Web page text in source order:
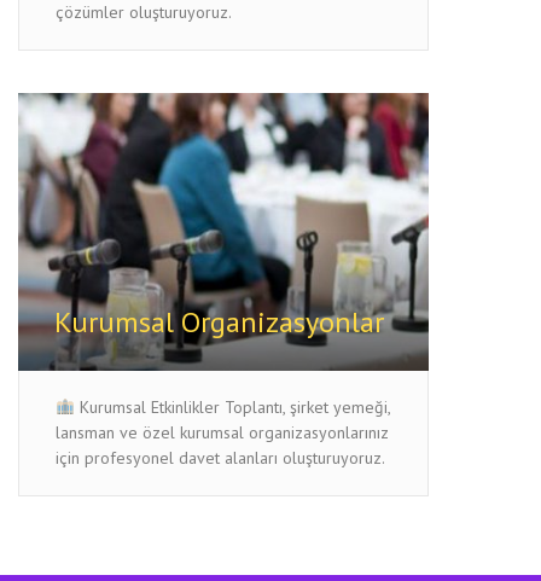
çözümler oluşturuyoruz.
Kurumsal Organizasyonlar
Kurumsal Etkinlikler Toplantı, şirket yemeği,
lansman ve özel kurumsal organizasyonlarınız
için profesyonel davet alanları oluşturuyoruz.